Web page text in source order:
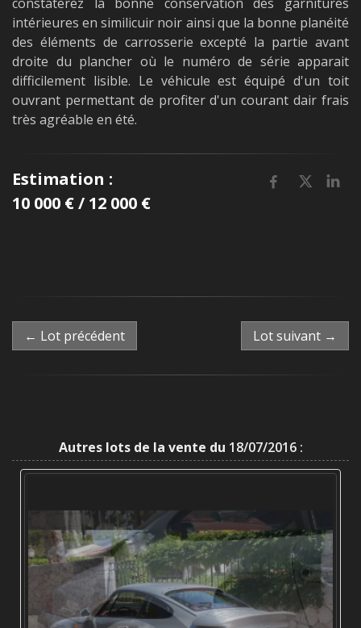
intérieures en similicuir noir ainsi que la bonne planéité
des éléments de carrosserie excepté la partie avant
droite du plancher où le numéro de série apparait
difficilement lisible. Le véhicule est équipé d'un toit
ouvrant permettant de profiter d'un courant dair frais
très agréable en été.
Estimation :
10 000 € / 12 000 €
← Lot précédent Lot suivant →
Autres lots de la vente du 18/07/2016 :